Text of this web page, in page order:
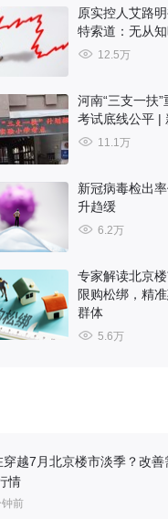
原实控人艾路
特索道：无从
12.5万
河南“三支一扶
考试底线公平 |
11.1万
新冠病毒检出
升趋缓
6.2万
专家解读北京
限购松绑，精
群体
5.6万
穿越7月北京楼市淡季？改善
情
前